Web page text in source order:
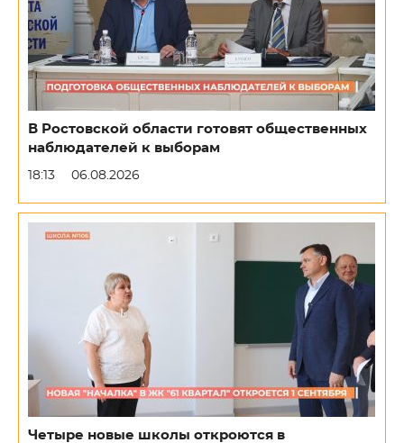
В Ростовской области готовят общественных
наблюдателей к выборам
18:13 06.08.2026
Четыре новые школы откроются в